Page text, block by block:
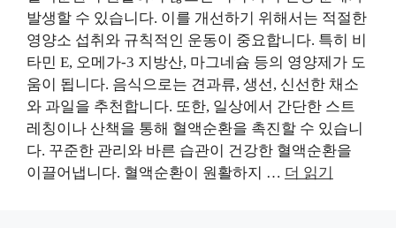
발생할 수 있습니다. 이를 개선하기 위해서는 적절한
영양소 섭취와 규칙적인 운동이 중요합니다. 특히 비
타민 E, 오메가-3 지방산, 마그네슘 등의 영양제가 도
움이 됩니다. 음식으로는 견과류, 생선, 신선한 채소
와 과일을 추천합니다. 또한, 일상에서 간단한 스트
레칭이나 산책을 통해 혈액순환을 촉진할 수 있습니
다. 꾸준한 관리와 바른 습관이 건강한 혈액순환을
이끌어냅니다. 혈액순환이 원활하지 … 더 읽기